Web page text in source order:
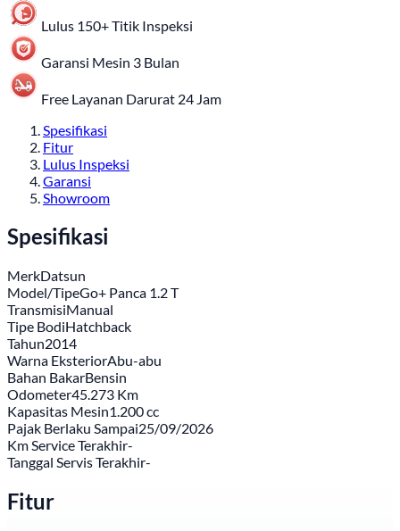
Lulus 150+ Titik Inspeksi
Garansi Mesin 3 Bulan
Free Layanan Darurat 24 Jam
Spesifikasi
Fitur
Lulus Inspeksi
Garansi
Showroom
Spesifikasi
MerkDatsun
Model/TipeGo+ Panca 1.2 T
TransmisiManual
Tipe BodiHatchback
Tahun2014
Warna EksteriorAbu-abu
Bahan BakarBensin
Odometer45.273 Km
Kapasitas Mesin1.200 cc
Pajak Berlaku Sampai25/09/2026
Km Service Terakhir-
Tanggal Servis Terakhir-
Fitur